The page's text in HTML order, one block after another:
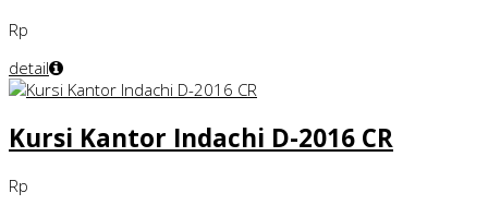
Rp
detail
Kursi Kantor Indachi D-2016 CR
Rp